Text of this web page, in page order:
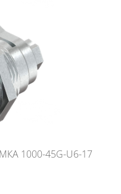
1000-45G-U6-17